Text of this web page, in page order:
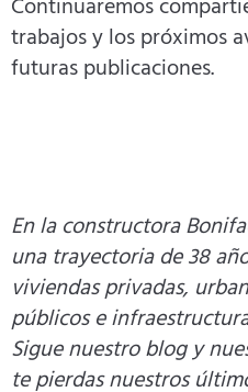
Continuaremos
trabajos y los próximos
futuras publicaciones.
En laconstructora
una trayectoria de 38
viviendas privadas,
públicos e
Sigue nuestro blog y
te pierdas nuestros